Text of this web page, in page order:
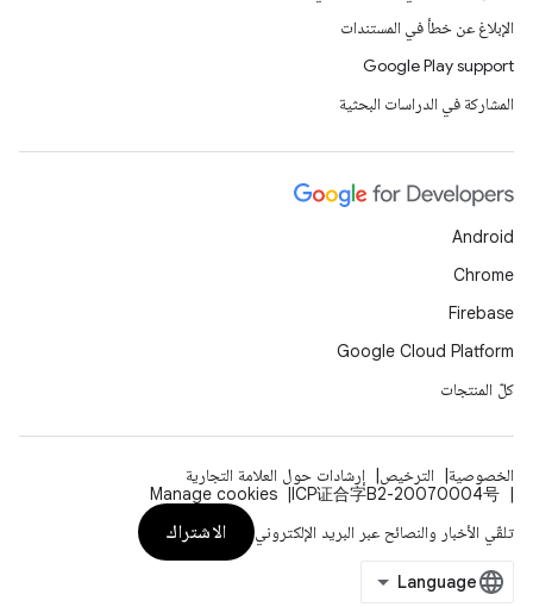
الإبلاغ عن خطأ في المستندات
Google Play support
المشاركة في الدراسات البحثية
Android
Chrome
Firebase
Google Cloud Platform
كلّ المنتجات
الخصوصية الترخيص
إرشادات حول العلامة التجارية
ICP证合字B2-20070004号
Manage cookies
تلقّي الأخبار والنصائح عبر البريد الإلكتروني
الاشتراك